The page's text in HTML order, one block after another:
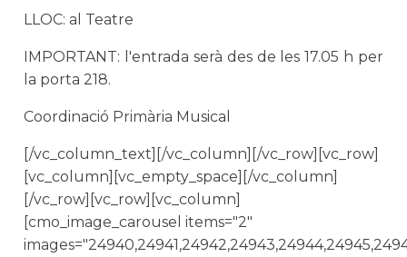
LLOC: al Teatre
IMPORTANT: l'entrada serà des de les 17.05 h per
la porta 218.
Coordinació Primària Musical
[/vc_column_text][/vc_column][/vc_row][vc_row]
[vc_column][vc_empty_space][/vc_column]
[/vc_row][vc_row][vc_column]
[cmo_image_carousel items="2"